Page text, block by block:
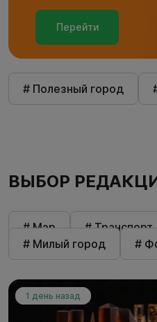
Перейти
# Полезный город
ВЫБОР
# Мэр # Транспорт
# Милый город
#
1 день назад